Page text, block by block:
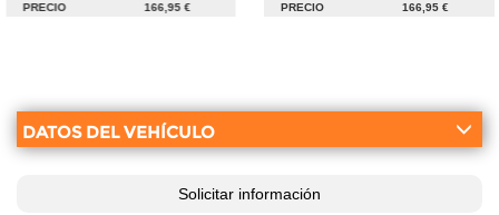
PRECIO 166,95 € PRECIO 166,95 €
DATOS DEL VEHÍCULO
Solicitar información